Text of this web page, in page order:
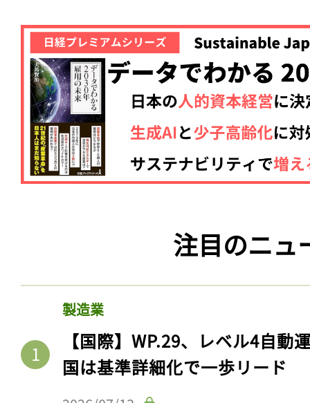
注目のニュ
製造業
【国際】WP.29、レベル4自動
国は基準詳細化で一歩リード